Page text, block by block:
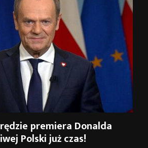
premiera Donalda
Polski już czas!